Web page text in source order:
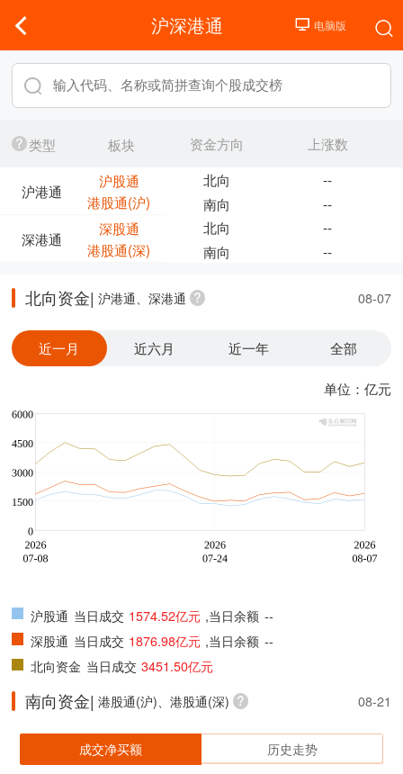
沪深港通
类型 板块
沪港通
沪股通
港股通(沪)
深港通
深股通
港股通(深)
资金方向
上涨数
北向
--
南向
--
北向
--
南向
--
北向资金| 沪港通、深港通 08-07
近一月 近六月 近一年 全部
单位：亿元
沪股通 当日成交 1574.52亿元 ,当日余额 --
深股通 当日成交 1876.98亿元 ,当日余额 --
北向资金 当日成交 3451.50亿元
南向资金| 港股通(沪)、港股通(深) 08-21
成交净买额 历史走势